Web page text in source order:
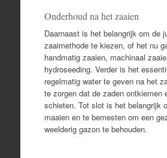
Onderhoud na het zaaien
Daarnaast is het belangrijk om de
zaaimethode te kiezen, of het nu
handmatig zaaien, machinaal
hydroseeding. Verder is het
regelmatig water te geven na het
te zorgen dat de zaden ontkiemen
schieten. Tot slot is het belangrijk
maaien en te bemesten om een
weelderig gazon te behouden.